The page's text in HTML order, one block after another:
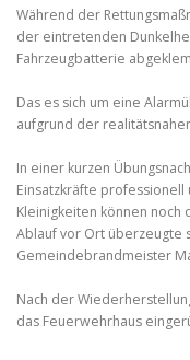
Während der
der eintretenden
Fahrzeugbatterie
Das es sich um eine
aufgrund der
In einer kurzen
Einsatzkräfte
Kleinigkeiten können
Ablauf vor Ort überzeugte
Gemeindebrandmeister
Nach der
das Feuerwehrhaus